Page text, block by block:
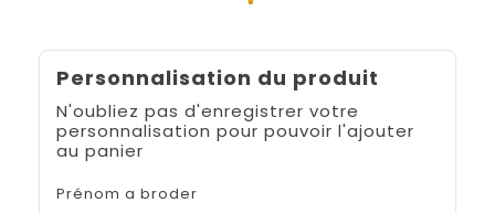
Personnalisation du produit
N'oubliez pas d'enregistrer votre
personnalisation pour pouvoir l'ajouter
au panier
Prénom a broder